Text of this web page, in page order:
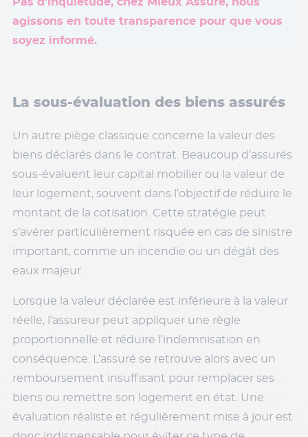
agissons en toute transparence pour que vous
soyez informé.
La sous-évaluation des biens assurés
Un autre piège classique concerne la valeur des
biens déclarés dans le contrat. Beaucoup d’assurés
sous-évaluent leur capital mobilier ou la valeur de
leur logement, souvent dans l’objectif de réduire le
montant de la cotisation. Cette stratégie peut
s’avérer particulièrement risquée en cas de sinistre
important, comme un incendie ou un dégât des
eaux majeur.
Lorsque la valeur déclarée est inférieure à la valeur
réelle, l’assureur peut appliquer une règle
proportionnelle et réduire l’indemnisation en
conséquence. L’assuré se retrouve alors avec un
remboursement insuffisant pour remplacer ses
biens ou remettre son logement en état. Une
évaluation réaliste et régulièrement mise à jour est